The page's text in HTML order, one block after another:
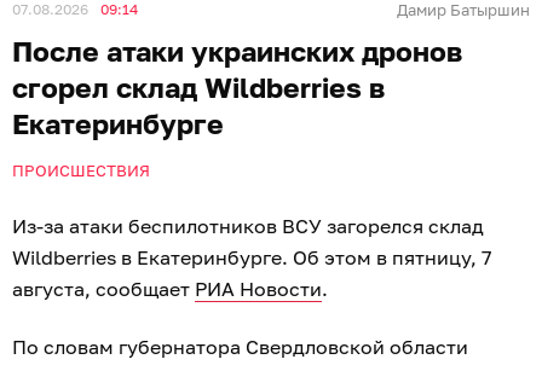
07.08.2026 09:14 Дамир Батыршин
После атаки украинских дронов
сгорел склад Wildberries в
Екатеринбурге
ПРОИСШЕСТВИЯ
Из-за атаки беспилотников ВСУ загорелся склад
Wildberries в Екатеринбурге. Об этом в пятницу, 7
августа, сообщает РИА Новости.
По словам губернатора Свердловской области